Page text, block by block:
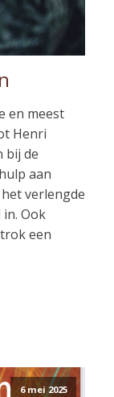
en meest
Henri
bij de
aan
verlengde
Ook
een
6 mei 2025